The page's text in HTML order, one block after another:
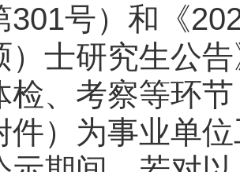
301号）和《
）士研究生公
检、考察等环
件）为事业单